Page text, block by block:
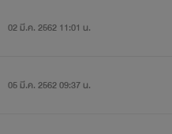
02 มี.ค. 2562 11:01 น.
05 มี.ค. 2562 09:37 น.